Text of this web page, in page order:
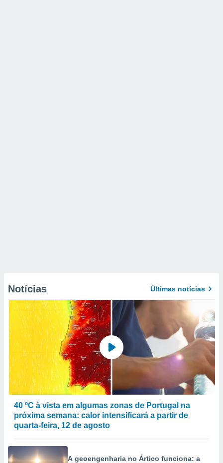
Notícias Últimas notícias
40 ºC à vista em algumas zonas de Portugal na
próxima semana: calor intensificará a partir de
quarta-feira, 12 de agosto
A geoengenharia no Ártico funciona: a